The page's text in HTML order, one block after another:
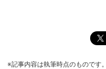
※記事内容は執筆時点のものです